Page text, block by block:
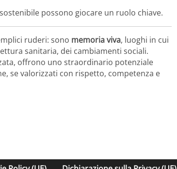
possono giocare un ruolo chiave.
ruderi: sono memoria viva, luoghi in cui
sanitaria, dei cambiamenti sociali.
offrono uno straordinario potenziale
se valorizzati con rispetto, competenza e